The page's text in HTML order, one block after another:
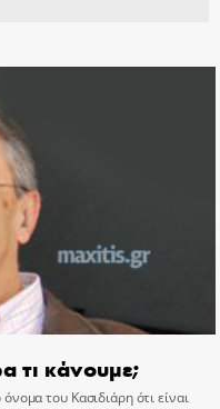
τι κάνουμε;
του Κασιδιάρη ότι είναι